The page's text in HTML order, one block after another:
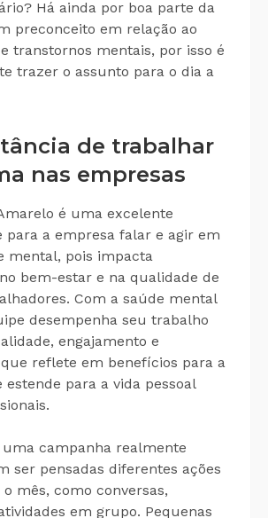
Há ainda por boa parte da
preconceito em relação ao
transtornos mentais, por isso é
trazer o assunto para o dia a
de trabalhar
nas empresas
é uma excelente
para a empresa falar e agir em
mental, pois impacta
bem-estar e na qualidade de
Com a saúde mental
desempenha seu trabalho
engajamento e
reflete em benefícios para a
estende para a vida pessoal
campanha realmente
ser pensadas diferentes ações
mês, como conversas,
em grupo. Pequenas